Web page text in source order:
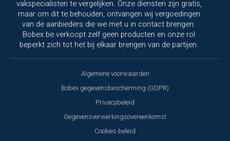
vakspecialisten te vergelijken. Onze diensten zijn gratis,
maar om dit te behouden, ontvangen wij vergoedingen
van de aanbieders die we met u in contact brengen.
Bobex.be verkoopt zelf geen producten en onze rol
beperkt zich tot het bij elkaar brengen van de partijen.
Algemene voorwaarden
Bobex gegevensbescherming (GDPR)
Privacybeleid
Gegevensverwerkingsovereenkomst
Cookies beleid